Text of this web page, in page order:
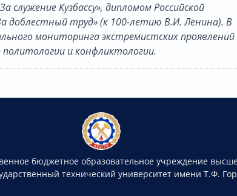
служение Кузбассу», дипломом Российской
доблестный труд» (к 100-летию В.И. Ленина). В
мониторинга экстремистских проявлений
политологии и конфликтологии.
бюджетное образовательное учреждение
технический университет имени Т.Ф.